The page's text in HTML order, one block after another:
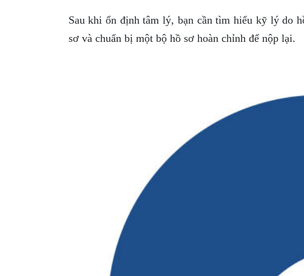
Sau khi ổn định tâm lý, bạn cần tìm hiểu kỹ lý do
sơ và chuẩn bị một bộ hồ sơ hoàn chỉnh để nộp lại.